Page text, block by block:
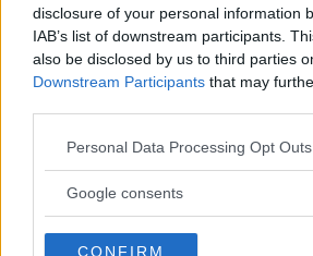
disclosure of your personal information
IAB’s list of downstream participants.
also be disclosed by us to third parties
Downstream Participants that may
Please note that this website/app uses
not limited to your visit or usage
use your data for below specified
Personal Data Processing Opt Outs
Google consents
CONFIRM
Snart får också 9-5 en mindre
1,6-liters maskin med 180 hästar.
under 300 000 kronor.
Det kan gå
Efter timmar av provkörning var vi till
frågan: kan nya 9-5 bli grundstenen
fristående biltillverkare?